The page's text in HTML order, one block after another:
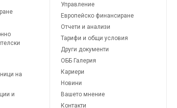
на
и
Управление
Европейско финансиране
Отчети и анализи
Тарифи и общи условия
Други документи
ОББ Галерия
Кариери
Новини
Вашето мнение
Контакти